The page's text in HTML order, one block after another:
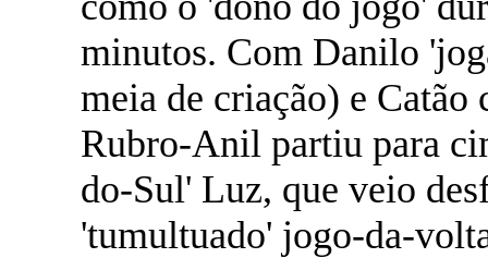
minutos. Com Danilo
meia de criação) e
Rubro-Anil partiu para
do-Sul' Luz, que veio
'tumultuado' jogo-da-